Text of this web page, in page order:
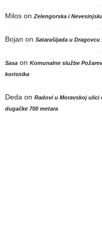
Milos onZelengorska i
Bojan on Satarašijada u Dragovcu
Sasa on Komunalne službe
korisnika
Deda on Radovi u Moravskoj ulici
dugačke 700 metara